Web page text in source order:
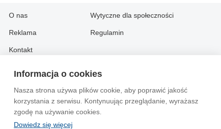
Informacja o cookies
Nasza strona używa plików cookie, aby poprawić jakość
korzystania z serwisu. Kontynuując przeglądanie, wyrażasz
zgodę na używanie cookies.
Dowiedz się więcej
O nas
Reklama
Kontakt
Wytyczne dla społeczności
Regulamin
Information in English:
About
Advertise
Contact